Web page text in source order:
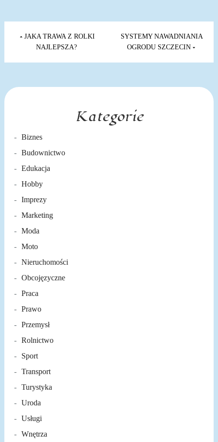
Nawigacja
wpisu
JAKA TRAWA Z ROLKI
NAJLEPSZA?
SYSTEMY NAWADNIANIA
OGRODU SZCZECIN
Kategorie
Biznes
Budownictwo
Edukacja
Hobby
Imprezy
Marketing
Moda
Moto
Nieruchomości
Obcojęzyczne
Praca
Prawo
Przemysł
Rolnictwo
Sport
Transport
Turystyka
Uroda
Usługi
Wnętrza